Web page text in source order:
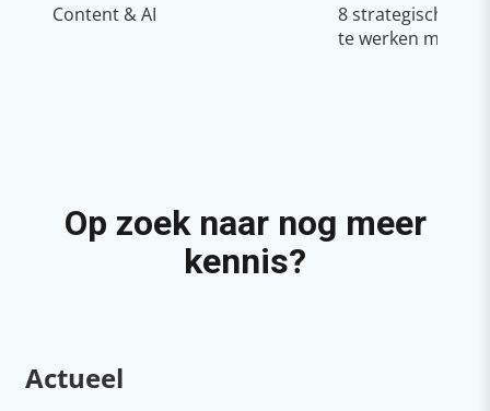
Content & AI
8 strategische
te werken met
Op zoek naar nog meer
kennis?
Actueel